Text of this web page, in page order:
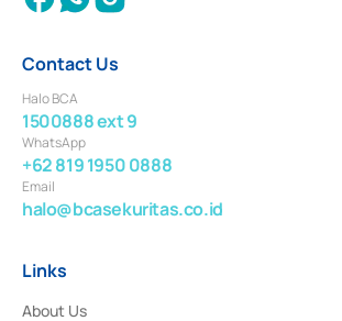
Contact Us
Halo BCA
1500888 ext 9
WhatsApp
+62 819 1950 0888
Email
halo@bcasekuritas.co.id
Links
About Us